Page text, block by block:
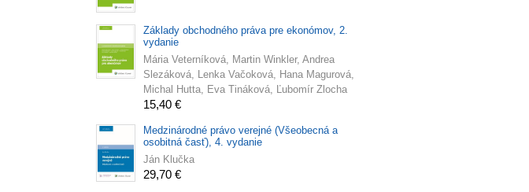
Základy obchodného práva pre ekonómov, 2.
vydanie
Mária Veterníková, Martin Winkler, Andrea
Slezáková, Lenka Vačoková, Hana Magurová,
Michal Hutta, Eva Tináková, Ľubomír Zlocha
15,40 €
Medzinárodné právo verejné (Všeobecná a
osobitná časť), 4. vydanie
Ján Klučka
29,70 €